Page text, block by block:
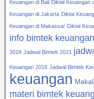
Keuangan di Bali Diklat Keuangan
Keuangan di Jakarta Diklat
Keuangan di Makassar Diklat
info bimtek
2019 Jadwal Bimtek 2021
Keuangan 2018 Jadwal Bimtek
keuangan
materi bimtek